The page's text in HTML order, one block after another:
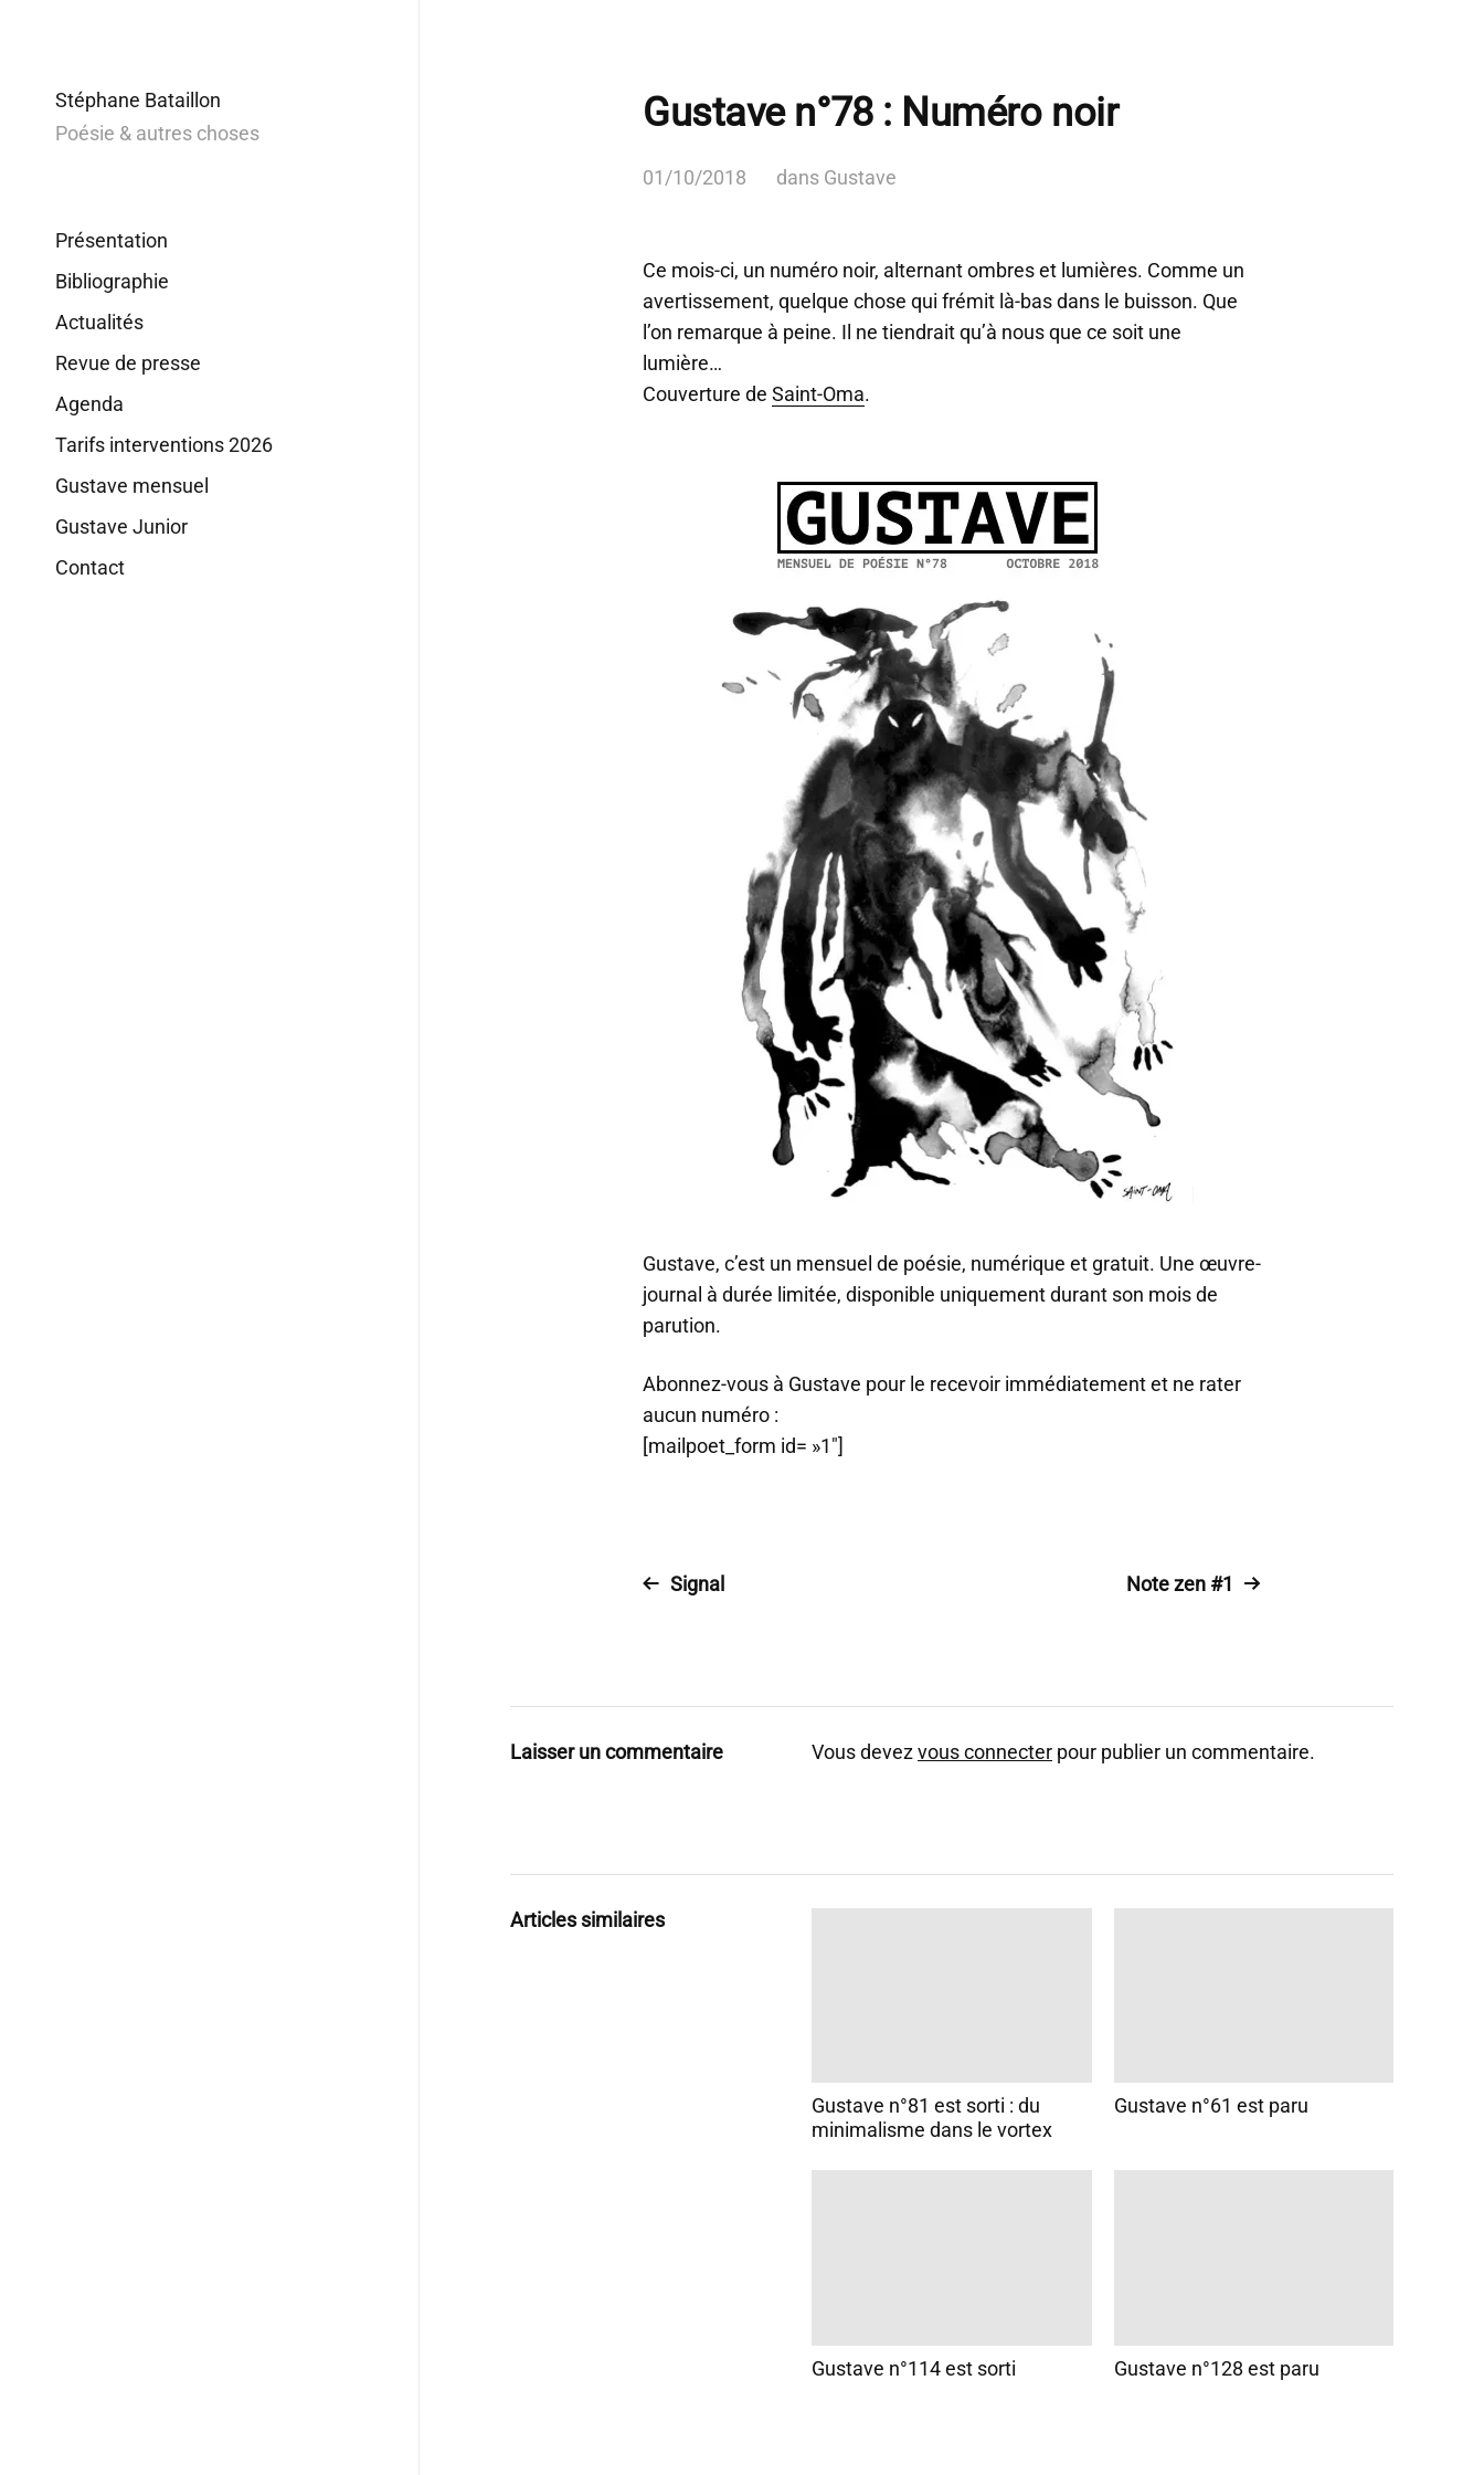
Stéphane Bataillon
Poésie & autres choses
Présentation
Bibliographie
Actualités
Revue de presse
Agenda
Tarifs interventions 2026
Gustave mensuel
Gustave Junior
Contact
Gustave n°78 : Numéro noir
01/10/2018 dans Gustave
Ce mois-ci, un numéro noir, alternant ombres et lumières. Comme un
avertissement, quelque chose qui frémit là-bas dans le buisson. Que
l’on remarque à peine. Il ne tiendrait qu’à nous que ce soit une
lumière…
Couverture de Saint-Oma.
Gustave, c’est un mensuel de poésie, numérique et gratuit. Une œuvre-
journal à durée limitée, disponible uniquement durant son mois de
parution.
Abonnez-vous à Gustave pour le recevoir immédiatement et ne rater
aucun numéro :
[mailpoet_form id= »1″]
Signal Note zen #1
Laisser un commentaire Vous devezvous connecter pour publier un commentaire.
Articles similaires
Gustave n°81 est sorti : du
minimalisme dans le vortex
Gustave n°61 est paru
Gustave n°114 est sorti Gustave n°128 est paru